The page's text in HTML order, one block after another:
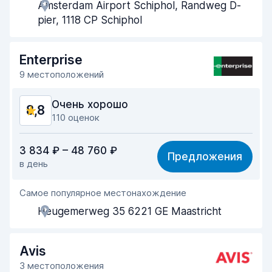
Скорость получения
Чистота машины 9,2
Состояние машины
Amsterdam Airport Schiphol, Randweg D-
pier, 1118 CP Schiphol
Enterprise
9 местоположений
8,8 Очень хорошо
110 оценок
8,4
Простота поиска 8,7
Помощь агентов
Скорость получения
Скорость возврата
3 834 ₽ – 48 760 ₽
в день
Предложения
Самое популярное местонахождение
Heugemerweg 35 6221 GE Maastricht
Avis
3 местоположения